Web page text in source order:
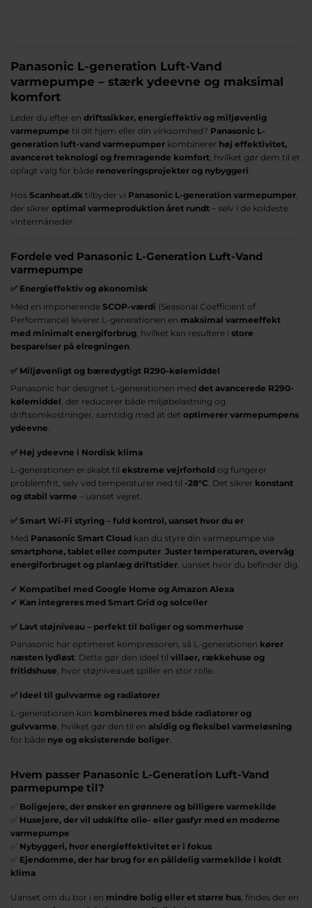
Panasonic L-generation Luft-Vand
varmepumpe – stærk ydeevne og maksimal
komfort
Leder du efter en driftssikker, energieffektiv og miljøvenlig
varmepumpe til dit hjem eller din virksomhed? Panasonic L-
generation luft-vand varmepumper kombinerer høj effektivitet,
avanceret teknologi og fremragende komfort, hvilket gør dem til et
oplagt valg for både renoveringsprojekter og nybyggeri.
Hos Scanheat.dk tilbyder vi Panasonic L-generation varmepumper,
der sikrer optimal varmeproduktion året rundt – selv i de koldeste
vintermåneder.
Fordele ved Panasonic L-Generation Luft-Vand
varmepumpe
✅ Energieffektiv og økonomisk
Med en imponerende SCOP-værdi (Seasonal Coefficient of
Performance) leverer L-generationen en maksimal varmeeffekt
med minimalt energiforbrug , hvilket kan resultere i store
besparelser på elregningen
✅ Miljøvenligt og bæredygtigt R290-kølemiddel
Panasonic har designet L-generationen med det avancerede R290-
kølemiddel , der reducerer både miljøbelastning og
driftsomkostninger, samtidig med at det optimerer varmepumpens
ydeevne
✅ Høj ydeevne i Nordisk klima
L-generationen er skabt til ekstreme vejrforhold og fungerer
problemfrit, selv ved temperaturer ned til -28°C . Det sikrer konstant
og stabil varme – uanset vejret.
✅ Smart Wi-Fi styring – fuld kontrol, uanset hvor du er
Med Panasonic Smart Cloud kan du styre din varmepumpe via
smartphone, tablet eller computer. Juster temperaturen, overvåg
energiforbruget og planlæg driftstider, uanset hvor du befinder dig.
✔ Kompatibel med Google Home og Amazon Alexa
✔ Kan integreres med Smart Grid og solceller
✅ Lavt støjniveau – perfekt til boliger og sommerhuse
Panasonic har optimeret kompressoren, så L-generationen kører
næsten lydløst. Dette gør den ideel til villaer, rækkehuse og
fritidshuse, hvor støjniveauet spiller en stor rolle.
✅ Ideel til gulvvarme og radiatorer
L-generationen kan kombineres med både radiatorer og
gulvvarme , hvilket gør den til en alsidig og fleksibel varmeløsning
for både nye og eksisterende boliger
Hvem passer Panasonic L-Generation Luft-Vand
parmepumpe til?
✅ Boligejere, der ønsker en grønnere og billigere varmekilde
✅ Husejere, der vil udskifte olie- eller gasfyr med en moderne
varmepumpe
✅ Nybyggeri, hvor energieffektivitet er i fokus
✅ Ejendomme, der har brug for en pålidelig varmekilde i koldt
klima
Uanset om du bor i en mindre bolig eller et større hus , findes der en